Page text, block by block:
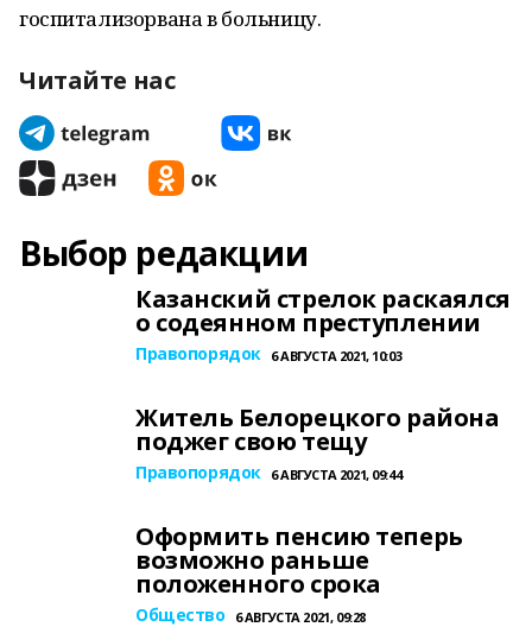
госпитализорвана в больницу.
Читайте нас
Выбор редакции
Казанский стрелок раскаялся
о содеянном преступлении
Правопорядок 6 АВГУСТА 2021, 10:03
Житель Белорецкого района
поджег свою тещу
Правопорядок 6 АВГУСТА 2021, 09:44
Оформить пенсию теперь
возможно раньше
положенного срока
Общество 6 АВГУСТА 2021, 09:28